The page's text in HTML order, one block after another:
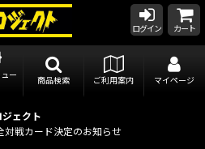
ログイン カート
ー
商品検索 ご利用案内 マイページ
ェクト
戦カード決定のお知らせ